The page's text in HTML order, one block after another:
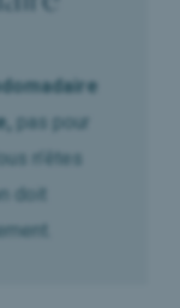
pas pour
n’êtes
doit